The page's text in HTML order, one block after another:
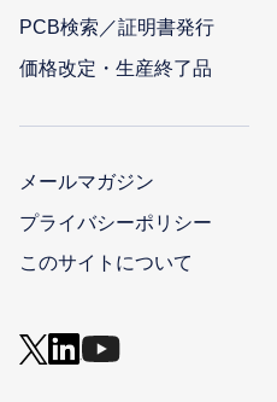
PCB検索／証明書発行
価格改定・生産終了品
メールマガジン
プライバシーポリシー
このサイトについて